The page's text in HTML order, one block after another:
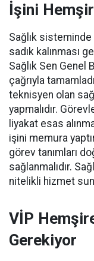
İşini
Sağlık sisteminde
sadık kalınması
Sağlık Sen Genel
çağrıyla
teknisyen olan
yapmalıdır.
liyakat esas
işini memura
görev tanımları
sağlanmalıdır.
nitelikli hizmet
VİP
Gerekiyor